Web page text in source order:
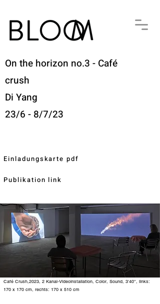
On the horizon no.3 - Café
crush
Di Yang
23/6 - 8/7/23
Einladungskarte pdf
Publikation link
Café Crush,2023, 2 Kanal-Videoinstallation, Color, Sound, 3'40'', links:
170 x 170 cm, rechts: 170 x 510 cm